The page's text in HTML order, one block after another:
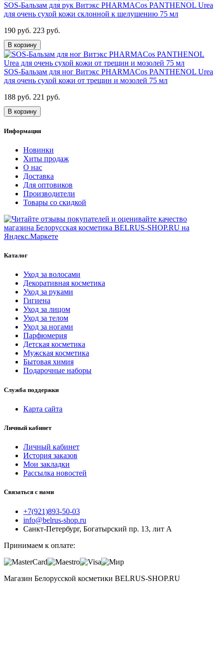
SOS-Бальзам для рук Витэкс PHARMACos PANTHENOL Urea
для очень сухой кожи склонной к шелушению 75 мл
190 руб. 223 руб.
В корзину
SOS-Бальзам для ног Витэкс PHARMACos PANTHENOL Urea
для очень сухой кожи от трещин и мозолей 75 мл
188 руб. 221 руб.
В корзину
Информация
Новинки
Хиты продаж
О нас
Доставка
Для оптовиков
Производители
Товары со скидкой
Каталог
Уход за волосами
Декоративная косметика
Уход за руками
Гигиена
Уход за лицом
Уход за телом
Уход за ногами
Парфюмерия
Детская косметика
Мужская косметика
Бытовая химия
Подарочные наборы
Служба поддержки
Карта сайта
Личный кабинет
Личный кабинет
История заказов
Мои закладки
Рассылка новостей
Связаться с нами
+7(921)893-50-03
info@belrus-shop.ru
Санкт-Петербург, Богатырский пр. 13, лит А
Принимаем к оплате:
Магазин Белорусской косметики BELRUS-SHOP.RU